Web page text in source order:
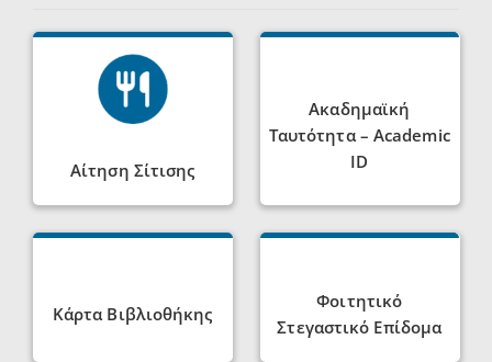
Αίτηση Σίτισης
Ακαδημαϊκή
Ταυτότητα – Academic
ID
Κάρτα Βιβλιοθήκης
Φοιτητικό
Στεγαστικό Επίδομα